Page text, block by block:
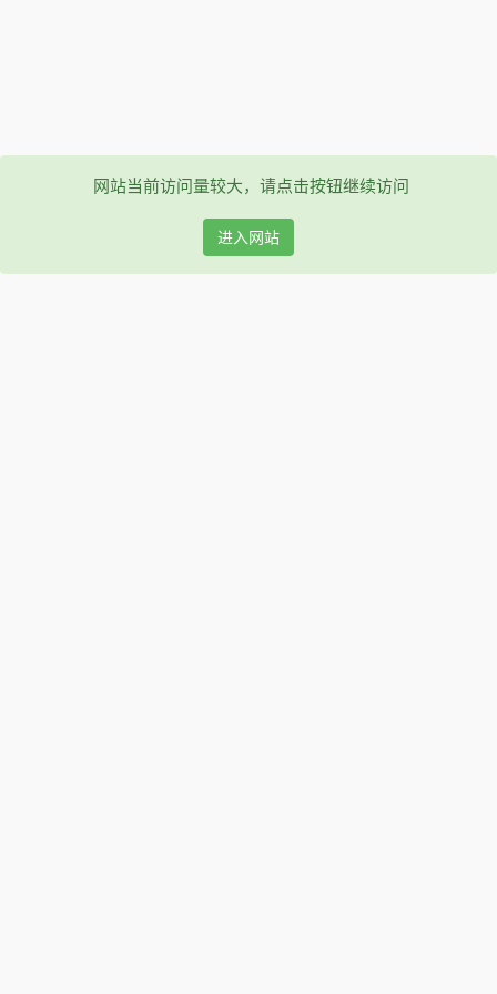
网站当前访问量较大，请点击按钮继续访问